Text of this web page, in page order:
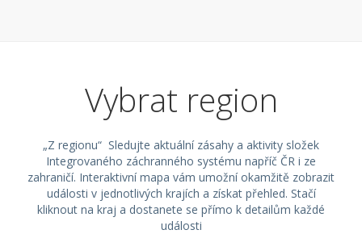
Vybrat region
„Z regionu“ Sledujte aktuální zásahy a aktivity složek
Integrovaného záchranného systému napříč ČR i ze
zahraničí. Interaktivní mapa vám umožní okamžitě zobrazit
události v jednotlivých krajích a získat přehled. Stačí
kliknout na kraj a dostanete se přímo k detailům každé
události